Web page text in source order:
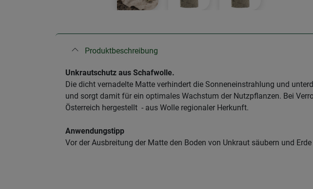
Produktbeschreibung
Unkrautschutz aus Schafwolle.
Die dicht vernadelte Matte verhindert die Sonneneinstrahlung und
und sorgt damit für ein optimales Wachstum der Nutzpflanzen. Bei
Österreich hergestellt - aus Wolle regionaler Herkunft.
Anwendungstipp
Vor der Ausbreitung der Matte den Boden von Unkraut säubern und